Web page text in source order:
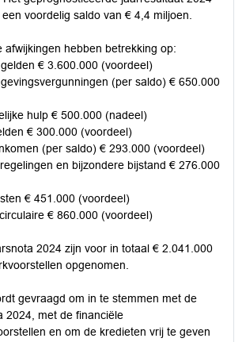
voordelig saldo van € 4,4 miljoen.
afwijkingen hebben betrekking op:
€ 3.600.000 (voordeel)
(per saldo) € 650.000
hulp € 500.000 (nadeel)
€ 300.000 (voordeel)
(per saldo) € 293.000 (voordeel)
en bijzondere bijstand € 276.000
€ 451.000 (voordeel)
€ 860.000 (voordeel)
2024 zijn voor in totaal € 2.041.000
opgenomen.
gevraagd om in te stemmen met de
2024, met de financiële
en om de kredieten vrij te geven